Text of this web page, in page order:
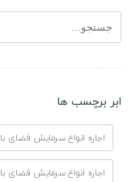
ابر برچسب ها
اجاره انواع سرمایش فضای
اجاره انواع سرمایش فضای